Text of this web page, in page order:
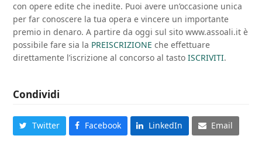
con opere edite che inedite. Puoi avere un’occasione unica
per far conoscere la tua opera e vincere un importante
premio in denaro. A partire da oggi sul sito www.assoali.it è
possibile fare sia la PREISCRIZIONE che effettuare
direttamente l’iscrizione al concorso al tastoISCRIVITI.
Condividi
Twitter Facebook LinkedIn Email